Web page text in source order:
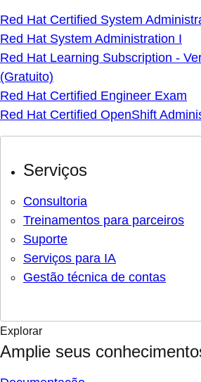
Red Hat Certified System
Red Hat System Administration I
Red Hat Learning Subscription -
(Gratuito)
Red Hat Certified Engineer Exam
Red Hat Certified OpenShift
Serviços
Consultoria
Treinamentos para parceiros
Suporte
Serviços para IA
Gestão técnica de contas
Explorar
Amplie seus